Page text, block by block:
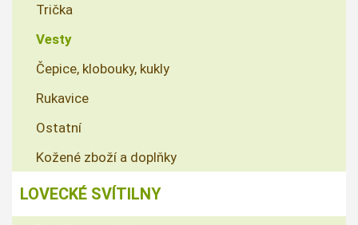
Trička
Vesty
Čepice, klobouky, kukly
Rukavice
Ostatní
Kožené zboží a doplňky
LOVECKÉ SVÍTILNY